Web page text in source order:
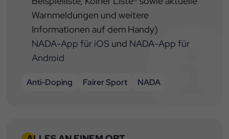
Warnmeldungen und weitere
Informationen auf dem Handy)
NADA-App für iOS und NADA-App für
Android
Anti-Doping Fairer Sport NADA